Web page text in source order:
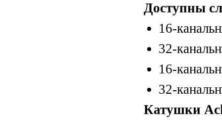
Доступны
16-
32-
16-
32-
Катушки